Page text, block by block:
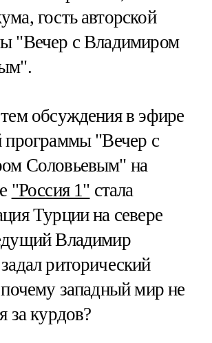
гость авторской
"Вечер с Владимиром
обсуждения в эфире
программы "Вечер с
Соловьевым" на
"Россия 1" стала
Турции на севере
Владимир
риторический
западный мир не
за курдов?